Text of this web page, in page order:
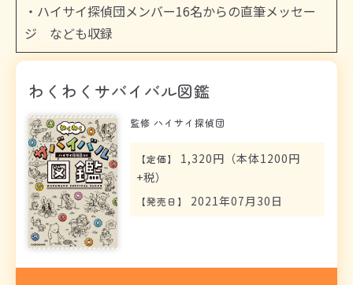
・ハイサイ探偵団メンバー16名からの直筆メッセー
ジ なども収録
わくわくサバイバル図鑑
監修 ハイサイ探偵団
【定価】
1,320円（本体1200円
+税）
【発売日 】 2021年07月30日